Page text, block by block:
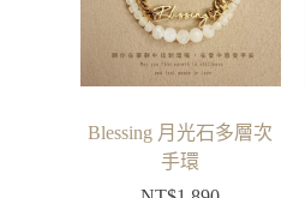
Blessing 月光石多層次
手環